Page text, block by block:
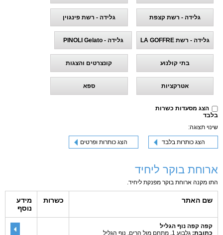
גלידה - רשת קצפת גלידה - רשת פינגוין
גלידה - רשת LA GOFFRE גלידה - PINOLI Gelato
בתי קולנוע קונצרטים והצגות
אטרקציות ספא
הצג מסעדות כשרות
בלבד
שינוי תצוגה:
הצג כותרות בלבד הצג כותרות ופרטים
ארוחת בוקר ליחיד
התו מקנה ארוחת בוקר מפנקת ליחיד.
שם האתר כשרות
מידע
נוסף
קפה קפה נוף הגליל
כתובת: גלבוע 1, מתחם מול הרים, נוף הגליל